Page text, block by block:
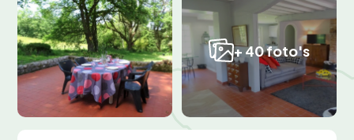
+ 40 foto's